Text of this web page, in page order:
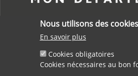
Nous utilisons des
En savoir plus
Cookies obligatoires
Cookies nécessaires au bon